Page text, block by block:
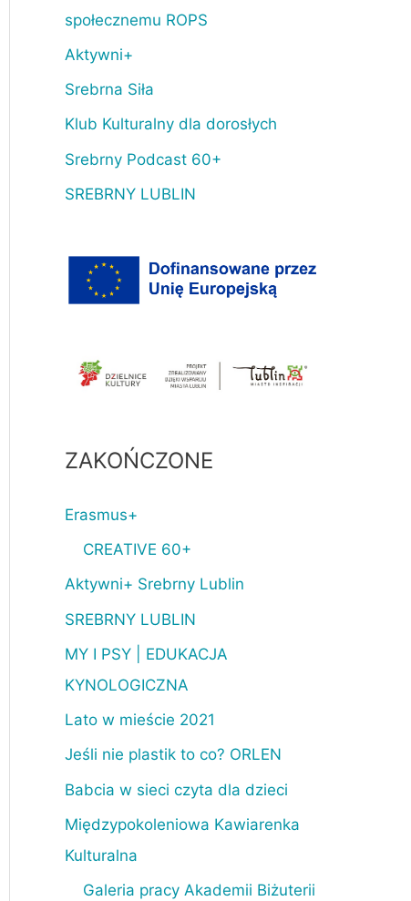
społecznemu ROPS
Aktywni+
Srebrna Siła
Klub Kulturalny dla dorosłych
Srebrny Podcast 60+
SREBRNY LUBLIN
ZAKOŃCZONE
Erasmus+
CREATIVE 60+
Aktywni+ Srebrny Lublin
SREBRNY LUBLIN
MY I PSY | EDUKACJA
KYNOLOGICZNA
Lato w mieście 2021
Jeśli nie plastik to co? ORLEN
Babcia w sieci czyta dla dzieci
Międzypokoleniowa Kawiarenka
Kulturalna
Galeria pracy Akademii Biżuterii